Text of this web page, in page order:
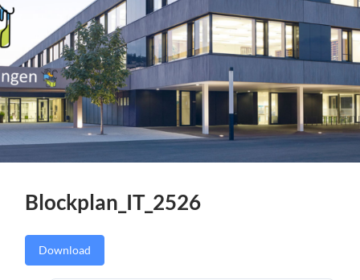
BS
Blockplan_IT_2526
Download